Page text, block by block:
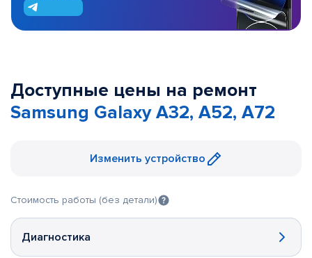
Доступные цены на ремонт
Samsung Galaxy A32, A52, A72
Изменить устройство
Стоимость работы (без детали)
Диагностика